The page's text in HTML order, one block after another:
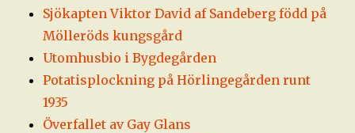
Sjökapten Viktor David af Sandeberg född på
Mölleröds kungsgård
Utomhusbio i Bygdegården
Potatisplockning på Hörlingegården runt
1935
Överfallet av Gay Glans